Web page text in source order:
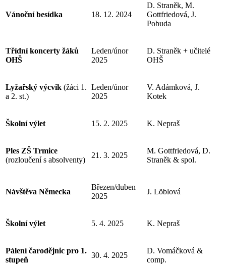
Vánoční besídka 18. 12. 2024
D. Straněk, M.
Gottfriedová, J.
Pobuda
Třídní koncerty žáků
OHŠ
Leden/únor
2025
D. Straněk + učitelé
OHŠ
Lyžařský výcvik (žáci 1.
a 2. st.)
Leden/únor
2025
V. Adámková, J.
Kotek
Školní výlet 15. 2. 2025 K. Nepraš
Ples ZŠ Trmice
(rozloučení s absolventy)
21. 3. 2025
M. Gottfriedová, D.
Straněk & spol.
Návštěva Německa
Březen/duben
2025
J. Löblová
Školní výlet 5. 4. 2025 K. Nepraš
Pálení čarodějnic pro 1.
stupeň
30. 4. 2025
D. Vomáčková &
comp.